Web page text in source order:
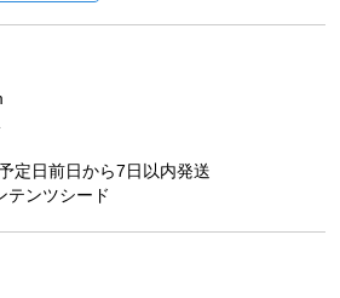
定日前日から7日以内発送
テンツシード